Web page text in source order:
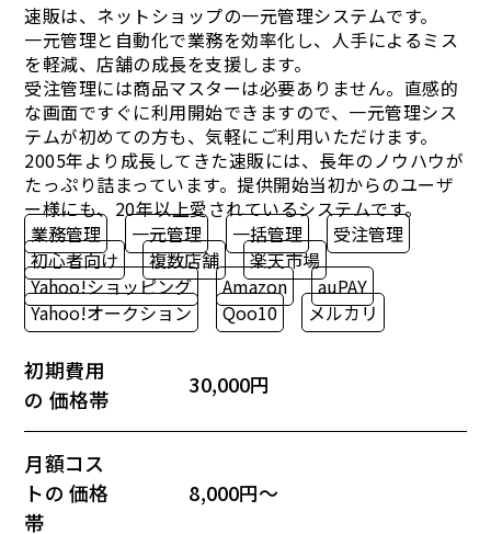
速販は、ネットショップの一元管理システムです。
一元管理と自動化で業務を効率化し、人手によるミス
を軽減、店舗の成長を支援します。
受注管理には商品マスターは必要ありません。直感的
な画面ですぐに利用開始できますので、一元管理シス
テムが初めての方も、気軽にご利用いただけます。
2005年より成長してきた速販には、長年のノウハウが
たっぷり詰まっています。提供開始当初からのユーザ
ー様にも、20年以上愛されているシステムです。
業務管理
一元管理 一括管理
受注管理
初心者向け
複数店舗
楽天市場
Yahoo!ショッピング
Amazon
auPAY
Yahoo!オークション
Qoo10 メルカリ
初期費用
の 価格帯
30,000円
月額コス
トの 価格
帯
8,000円～